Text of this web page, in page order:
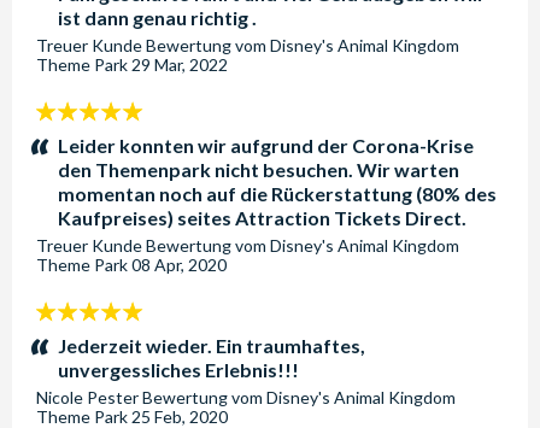
ist dann genau richtig .
Treuer KundeBewertung vom Disney's Animal Kingdom
Theme Park 29 Mar, 2022
5
Sterne:Leider konnten wir aufgrund der Corona-Krise
den Themenpark nicht besuchen. Wir warten
momentan noch auf die Rückerstattung (80% des
Kaufpreises) seites Attraction Tickets Direct.
Treuer KundeBewertung vom Disney's Animal Kingdom
Theme Park08 Apr, 2020
5
Sterne:
Jederzeit wieder. Ein traumhaftes,
unvergessliches Erlebnis!!!
Nicole PesterBewertung vom Disney's Animal Kingdom
Theme Park 25 Feb, 2020